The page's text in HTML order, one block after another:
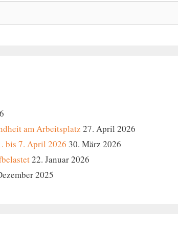
am Arbeitsplatz 27. April 2026
bis 7. April 2026 30. März 2026
22. Januar 2026
2025